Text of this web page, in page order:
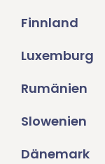
Finnland
Luxemburg
Rumänien
Slowenien
Dänemark